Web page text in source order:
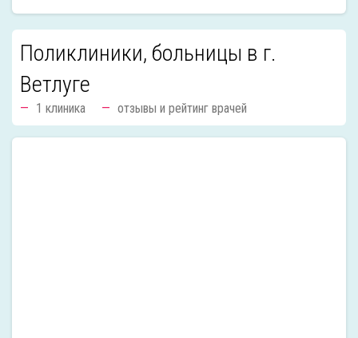
Поликлиники, больницы в г.
Ветлуге
1 клиника отзывы и рейтинг врачей